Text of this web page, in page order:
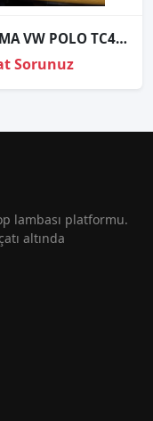
ÇIKMA VW POLO TC4 1C0941531 TC41C0941531 FAR ANAHTARI
Sorunuz
lambası platformu.
altında